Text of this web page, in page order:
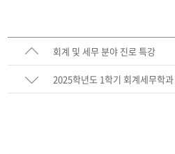
회계 및 세무 분야 진로 특강
2025학년도 1학기 회계세무학